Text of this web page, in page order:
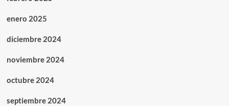
enero 2025
diciembre 2024
noviembre 2024
octubre 2024
septiembre 2024